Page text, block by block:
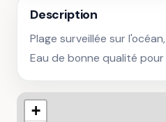
Description
Plage surveillée sur
Eau de bonne qualité
+